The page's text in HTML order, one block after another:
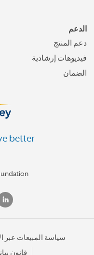
الدعم
دعم المنتج
فيديوهات إرشادية
الضمان
better.
سياسة المبيعات عبر
قانون